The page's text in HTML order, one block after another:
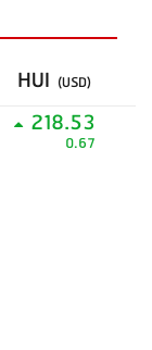
HUI (USD)
218.53
0.67